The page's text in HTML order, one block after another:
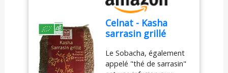
Celnat - Kasha
sarrasin grillé
sobacha - Regime
Minceur Santé
Le Sobacha, également
appelé "thé de sarrasin"